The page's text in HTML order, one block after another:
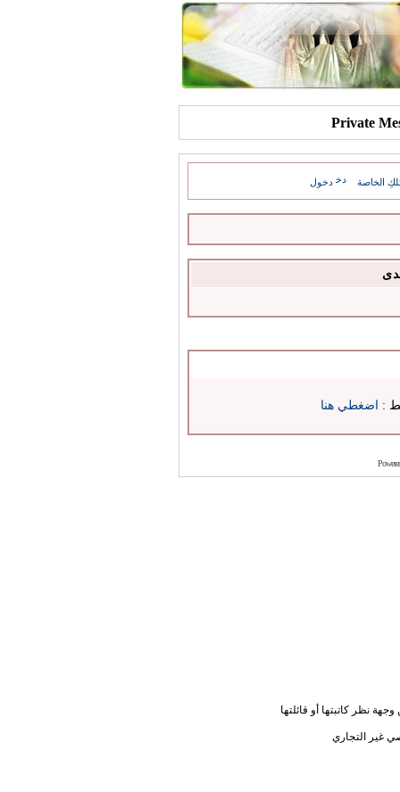
الخاصة دخول
: اضغطي هنا
نظر كاتبتها أو قائلتها
غير التجاري